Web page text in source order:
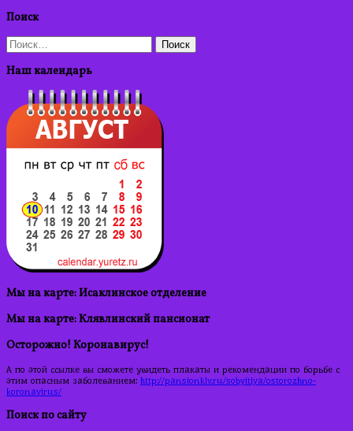
Поиск
Найти:
Наш календарь
Мы на карте: Исаклинское отделение
Мы на карте: Клявлинский пансионат
Осторожно! Коронавирус!
А по этой ссылке вы сможете увидеть плакаты и рекомендации по борьбе с
этим опасным заболеванием: http://pansionklv.ru/sobyitiya/ostorozhno-
koronavirus/
Поиск по сайту